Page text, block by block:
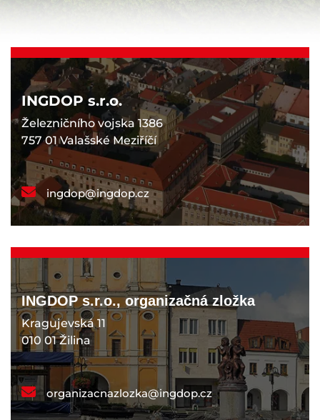
INGDOP s.r.o.
Železničního vojska 1386
757 01 Valašské Meziříčí
ingdop@ingdop.cz
INGDOP s.r.o., organizačná zložka
Kragujevská 11
010 01 Žilina
organizacnazlozka@ingdop.cz